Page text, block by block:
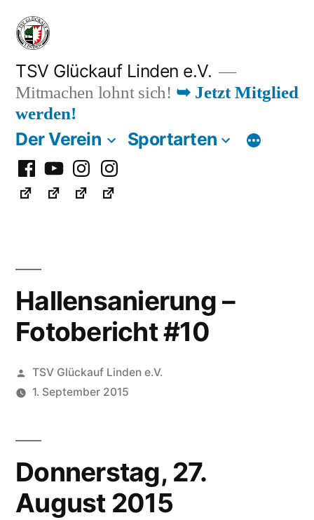
Zum
Inhalt
springen
TSV Glückauf Linden e.V.
Mitmachen lohnt sich! ➥ Jetzt Mitglied
werden!
Der Verein Sportarten
Facebook
YoutubeInstagramInstagram
Fußball
Hallensanierung –
Fotobericht #10
Veröffentlicht
von
TSV Glückauf Linden e.V.
1. September 2015
Donnerstag, 27.
August 2015